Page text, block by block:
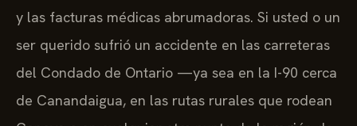
y las facturas médicas abrumadoras. Si usted o un
ser querido sufrió un accidente en las carreteras
del Condado de Ontario —ya sea en la I-90 cerca
de Canandaigua, en las rutas rurales que rodean